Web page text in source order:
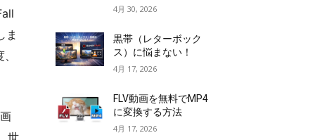
ま
世
4月 30, 2026
黒帯（レターボック
ス）に悩まない！
4月 17, 2026
FLV動画を無料でMP4
に変換する方法
4月 17, 2026